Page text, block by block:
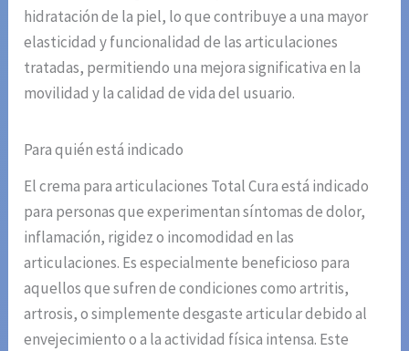
hidratación de la piel, lo que contribuye a una mayor
elasticidad y funcionalidad de las articulaciones
tratadas, permitiendo una mejora significativa en la
movilidad y la calidad de vida del usuario.
Para quién está indicado
El crema para articulaciones Total Cura está indicado
para personas que experimentan síntomas de dolor,
inflamación, rigidez o incomodidad en las
articulaciones. Es especialmente beneficioso para
aquellos que sufren de condiciones como artritis,
artrosis, o simplemente desgaste articular debido al
envejecimiento o a la actividad física intensa. Este